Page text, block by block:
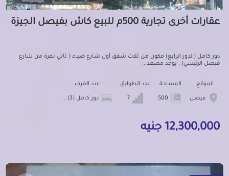
عقارات أخرى تجارية 500م للبيع كاش بفيصل الجيزة
دور كامل (الدور الرابع) مكون من ثلاث شقق أول شارع ضياء ( ثاني نمرة من شارع
فيصل الرئيسي) . يوجد مصعد...
الموقع
فيصل
المساحة عدد الطوابق
7
عدد الغرف
دور كامل (3) شقق
12,300,000 جنيه